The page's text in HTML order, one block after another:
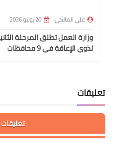
علي المالكي 20 يوليو 2026
وزارة العمل تطلق المرحلة
لذوي الإعاقة في 9 محافظات
تعليقات
تعليقات Blogger